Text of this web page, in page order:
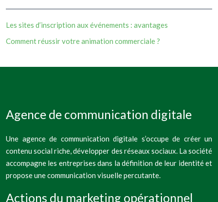
Les sites d’inscription aux événements : avantages
Comment réussir votre animation commerciale ?
Agence de communication digitale
Une agence de communication digitale s’occupe de créer un
contenu social riche, développer des réseaux sociaux. La société
accompagne les entreprises dans la définition de leur identité et
propose une communication visuelle percutante.
Actions du marketing opérationnel